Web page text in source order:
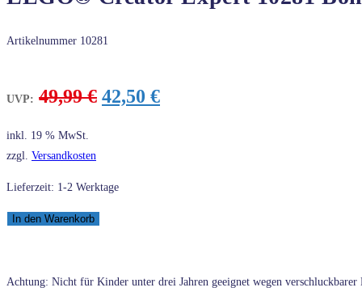
Artikelnummer 10281
UVP: 49,99€ Ursprünglicher
42,50 €Aktueller
inkl. 19 % MwSt.
zzgl. Versandkosten
Lieferzeit: 1-2 Werktage
LEGO®
10281
In den Warenkorb
Achtung: Nicht für Kinder unter drei Jahren geeignet wegen verschluckbarer